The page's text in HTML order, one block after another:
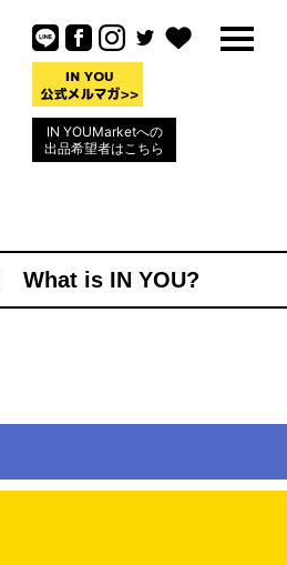
IN YOUMarketへの
出品希望者はこちら
What is IN YOU?